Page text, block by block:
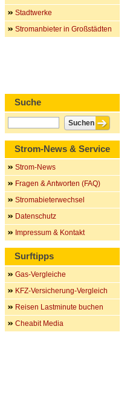
Stadtwerke
Stromanbieter in Großstädten
Suche
Strom-News & Service
Strom-News
Fragen & Antworten (FAQ)
Stromabieterwechsel
Datenschutz
Impressum & Kontakt
Surftipps
Gas-Vergleiche
KFZ-Versicherung-Vergleich
Reisen Lastminute buchen
Cheabit Media